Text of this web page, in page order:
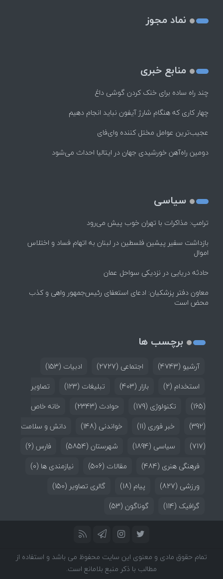
نماد مجوز
منابع خبری
چند راه‌ ساده برای خنک کردن گوشی داغ
چهار کاری که هنگام شارژ آیفون نباید انجام دهیم
عجیب‌ترین عوامل مختل کننده وای‌فای
دومین راه‌آهن خورشیدی جهان در ایتالیا احداث می‌شود
سیاسی
ترامپ: مذاکرات با تهران خوب پیش می‌رود
بازداشت سفیر پیشین فلسطین در لبنان به اتهام فساد و اختلاس
اموال
حادثه دریایی در نزدیکی سواحل عمان
معاون دفتر پزشکیان: ادعای استعفای رئیس‌جمهور واهی و کذب
محض است
برچسب ها
آرشیو (4743) اجتماعی (2727) ادبیات (153)
استخدام (2) بازار (403) تبلیغات (123)
تصاویر
(165)
تکنولوژی (179) حوادث (2343)
خانه خاص
(392)
خبر فوری (11) خواندنی (148)
دانش و سلامت
(717)
سیاسی (1894) شهرستان (5854) فارس (6)
فرهنگی هنری (484) مقالات (506) نیازمندی ها (0)
ورزشی (827) پیام (18) گالری تصاویر (150)
گرافیک (114) گوناگون (53)
تمام حقوق مادی و معنوی این سایت محفوظ می باشد و استفاده از
مطالب با ذکر منبع بلامانع است.